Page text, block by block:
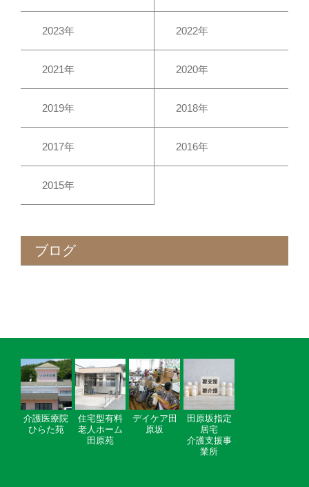
2023年 2022年
2021年 2020年
2019年 2018年
2017年 2016年
2015年
ブログ
介護医療院
ひらた苑
住宅型有料
老人ホーム
田原苑
デイケア田
原坂
田原坂指定
居宅
介護支援事
業所